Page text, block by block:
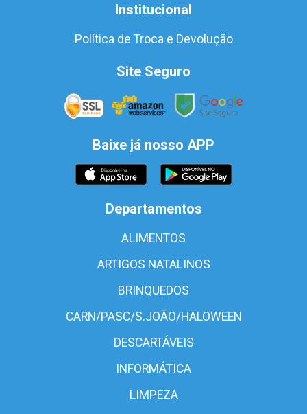
Institucional
Política de Troca e Devolução
Site Seguro
Baixe já nosso APP
Departamentos
ALIMENTOS
ARTIGOS NATALINOS
BRINQUEDOS
CARN/PASC/S.JOÃO/HALOWEEN
DESCARTÁVEIS
INFORMÁTICA
LIMPEZA